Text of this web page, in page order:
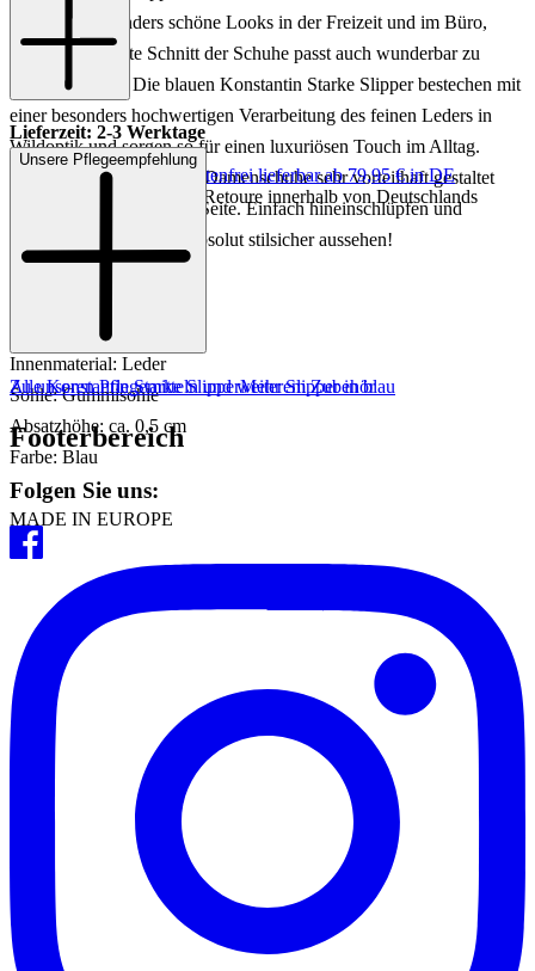
verspricht besonders schöne Looks in der Freizeit und im Büro,
denn der elegante Schnitt der Schuhe passt auch wunderbar zu
seriösen Looks. Die blauen Konstantin Starke Slipper bestechen mit
einer besonders hochwertigen Verarbeitung des feinen Leders in
Wildoptik und sorgen so für einen luxuriösen Touch im Alltag.
Zudem ist der Schnitt der Damenschuhe sehr vorteilhaft gestaltet
und betont Ihre feminine Seite. Einfach hineinschlüpfen und
wohlfühlen - und dabei absolut stilsicher aussehen!
Material: Leder
Innenmaterial: Leder
Sohle: Gummisohle
Absatzhöhe: ca. 0,5 cm
Farbe: Blau
MADE IN EUROPE
Lieferzeit: 2-3 Werktage
Keine Versandkosten:
kostenfrei lieferbar ab 79,95 € in DE
Einfache und Kostenlose Retoure innerhalb von Deutschlands
Unsere Pflegeempfehlung
Zu unseren Pflegemitteln und weiterem Zubehör
Alle Konstantin Starke SlipperMehr Slipper in blau
Footerbereich
Folgen Sie uns: